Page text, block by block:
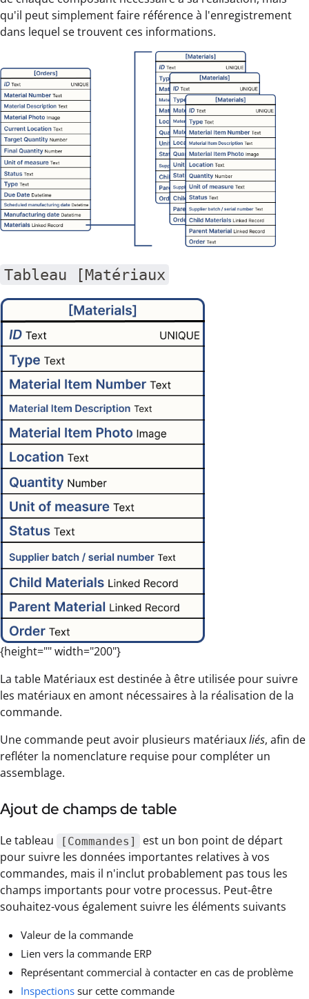
qu'il peut simplement faire référence à l'enregistrement
dans lequel se trouvent ces informations.
Tableau [Matériaux
{height="" width="200"}
La table Matériaux est destinée à être utilisée pour suivre
les matériaux en amont nécessaires à la réalisation de la
commande.
Une commande peut avoir plusieurs matériauxliés, afin de
refléter la nomenclature requise pour compléter un
assemblage.
Ajout de champs de table
Le tableau [Commandes]
est un bon point de départ
pour suivre les données importantes relatives à vos
commandes, mais il n'inclut probablement pas tous les
champs importants pour votre processus. Peut-être
souhaitez-vous également suivre les éléments suivants
Valeur de la commande
Lien vers la commande ERP
Représentant commercial à contacter en cas de problème
Inspections sur cette commande